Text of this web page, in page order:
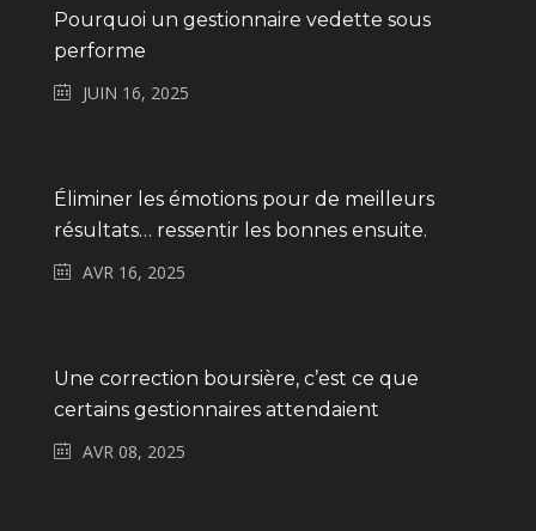
Pourquoi un gestionnaire vedette sous
performe
JUIN 16, 2025
Éliminer les émotions pour de meilleurs
résultats… ressentir les bonnes ensuite.
AVR 16, 2025
Une correction boursière, c’est ce que
certains gestionnaires attendaient
AVR 08, 2025